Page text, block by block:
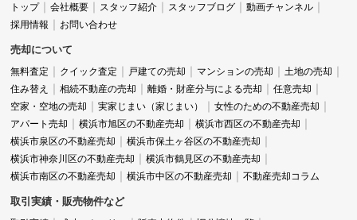
トップ 会社概要 スタッフ紹介 スタッフブログ
動画チャンネル
採用情報
お問い合わせ
売却について
無料査定 クイック査定 戸建ての売却 マンションの売却
土地の売却
住み替え
相続不動産の売却 離婚・財産分与による売却
任意売却
空家・空地の売却
実家じまい（家じまい）
女性のための不動産売却
アパート売却
横浜市旭区の不動産売却
横浜市西区の不動産売却
横浜市泉区の不動産売却
横浜市保土ヶ谷区の不動産売却
横浜市神奈川区の不動産売却
横浜市鶴見区の不動産売却
横浜市南区の不動産売却
横浜市中区の不動産売却 不動産売却コラム
取引実績・販売物件など